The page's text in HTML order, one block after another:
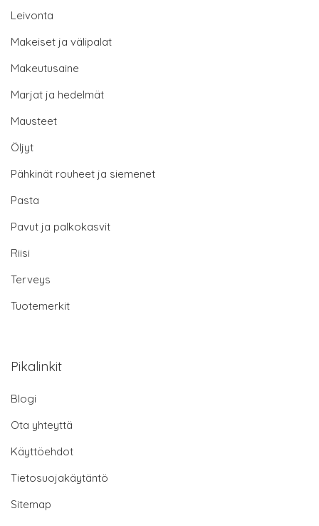
Leivonta
Makeiset ja välipalat
Makeutusaine
Marjat ja hedelmät
Mausteet
Öljyt
Pähkinät rouheet ja siemenet
Pasta
Pavut ja palkokasvit
Riisi
Terveys
Tuotemerkit
Pikalinkit
Blogi
Ota yhteyttä
Käyttöehdot
Tietosuojakäytäntö
Sitemap